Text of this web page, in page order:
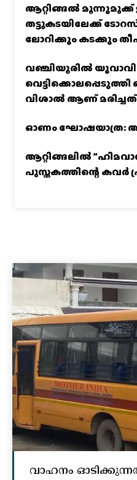
ആറ്റിങ്ങൽ
തട്ടുകടയിലേക്ക്
ലോറിക്കും കടക്കും
വഞ്ചിയൂരില്‍
വിശാല്‍ ആണ്
ഓണം ഘോഷയാത്ര:
ആറ്റിങ്ങലിൽ
പുസ്തകത്തിന്റെ കവർ
വാഹനം